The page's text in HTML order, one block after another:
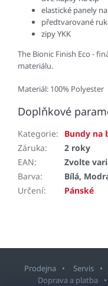
elastické panely
předtvarované
zipy YKK
The Bionic Finish Eco -
materiálu.
Materiál: 100% Polyester
Doplňkové
Kategorie:
Bundy na
Záruka:
2 roky
EAN:
Zvolte
Barva:
Bílá,
Určení: Pánské
Prodejna Servis
Doprava a platba